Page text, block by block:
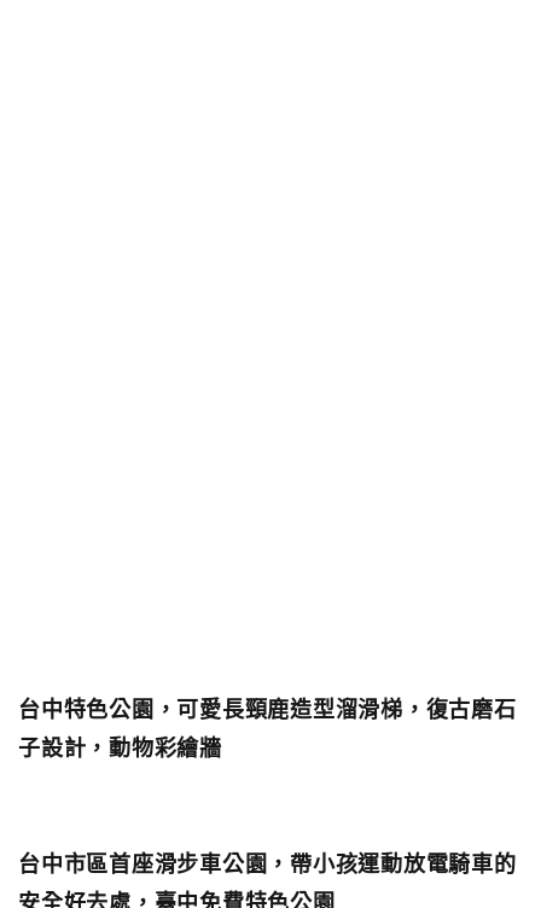
台中特色公園，可愛長頸鹿造型溜滑梯，復古磨石
子設計，動物彩繪牆
台中市區首座滑步車公園，帶小孩運動放電騎車的
安全好去處，臺中免費特色公園